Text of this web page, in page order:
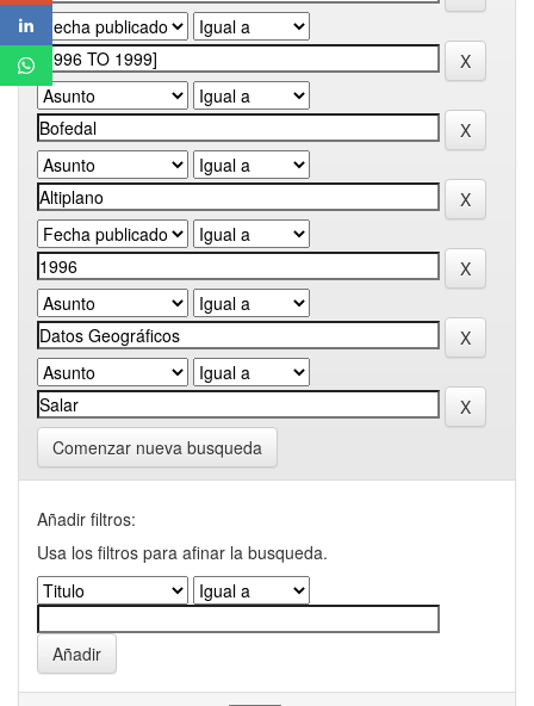
Comenzar nueva busqueda
Añadir filtros:
Usa los filtros para afinar la busqueda.